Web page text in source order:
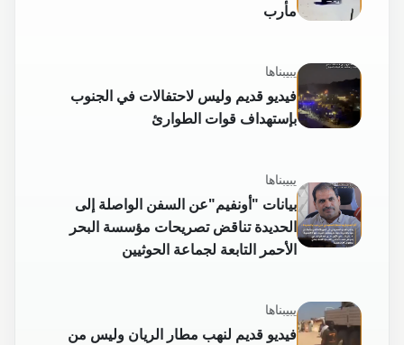
مأرب
يبيبناها
فيديو قديم وليس لاحتفالات في الجنوب
بإستهداف قوات الطوارئ
يبيبناها
بيانات "أونفيم"عن السفن الواصلة إلى
الحديدة تناقض تصريحات مؤسسة البحر
الأحمر التابعة لجماعة الحوثيين
يبيبناها
فيديو قديم لنهب مطار الريان وليس من